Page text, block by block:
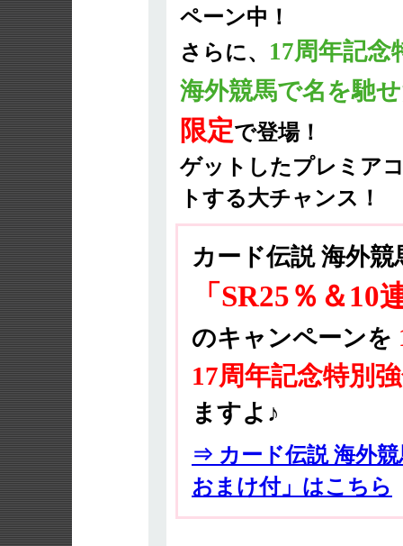
ペーン中！
さらに、 17周年記念
海外競馬で名を馳
限定で登場！
ゲットしたプレミア
トする大チャンス！
カード伝説 海外競
「SR25％＆10
のキャンペーンを
17周年記念特別
ますよ♪
⇒ カード伝説 海外競
おまけ付」はこちら